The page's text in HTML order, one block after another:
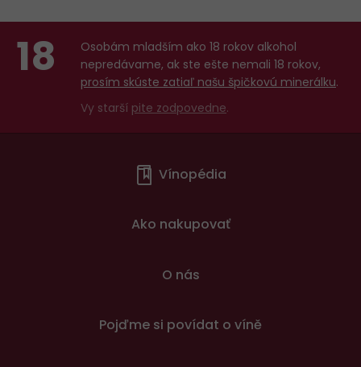
18
Osobám mladším ako 18 rokov alkohol
nepredávame, ak ste ešte nemali 18 rokov,
prosím skúste zatiaľ našu špičkovú minerálku.
Vy starší pite zodpovedne.
Vínopédia
Ako nakupovať
O nás
Pojďme si povídat o víně